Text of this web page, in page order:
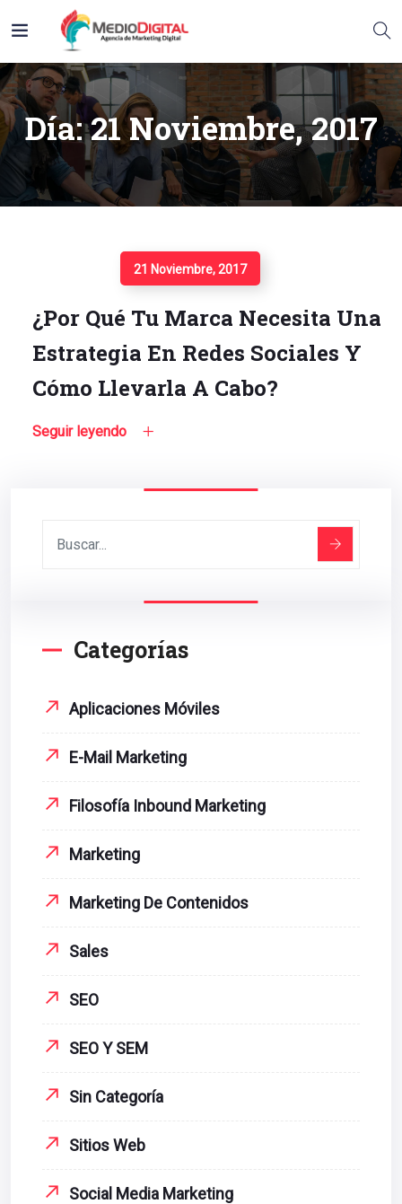
Día:21 Noviembre, 2017
21 Noviembre, 2017
¿Por Qué Tu Marca Necesita Una
Estrategia En Redes Sociales Y
Cómo Llevarla A Cabo?
Seguir leyendo
Categorías
Aplicaciones Móviles
E-Mail Marketing
Filosofía Inbound Marketing
Marketing
Marketing De Contenidos
Sales
SEO
SEO Y SEM
Sin Categoría
Sitios Web
Social Media Marketing